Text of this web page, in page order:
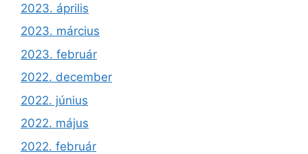
2023. április
2023. március
2023. február
2022. december
2022. június
2022. május
2022. február